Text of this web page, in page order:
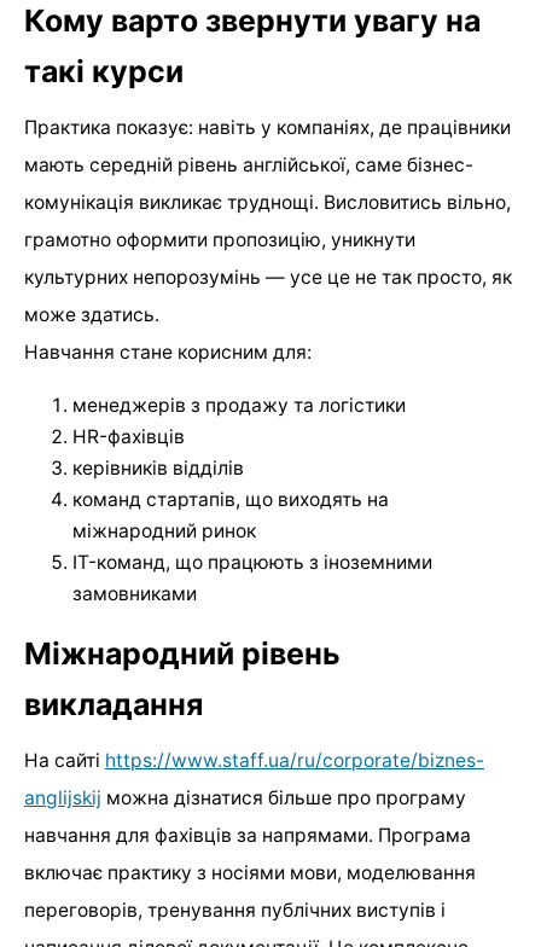
Кому варто звернути увагу на
такі курси
Практика показує: навіть у компаніях, де працівники
мають середній рівень англійської, саме бізнес-
комунікація викликає труднощі. Висловитись вільно,
грамотно оформити пропозицію, уникнути
культурних непорозумінь — усе це не так просто, як
може здатись.
Навчання стане корисним для:
менеджерів з продажу та логістики
HR-фахівців
керівників відділів
команд стартапів, що виходять на
міжнародний ринок
IT-команд, що працюють з іноземними
замовниками
Міжнародний рівень
викладання
На сайті https://www.staff.ua/ru/corporate/biznes-
anglijskij можна дізнатися більше про програму
навчання для фахівців за напрямами. Програма
включає практику з носіями мови, моделювання
переговорів, тренування публічних виступів і